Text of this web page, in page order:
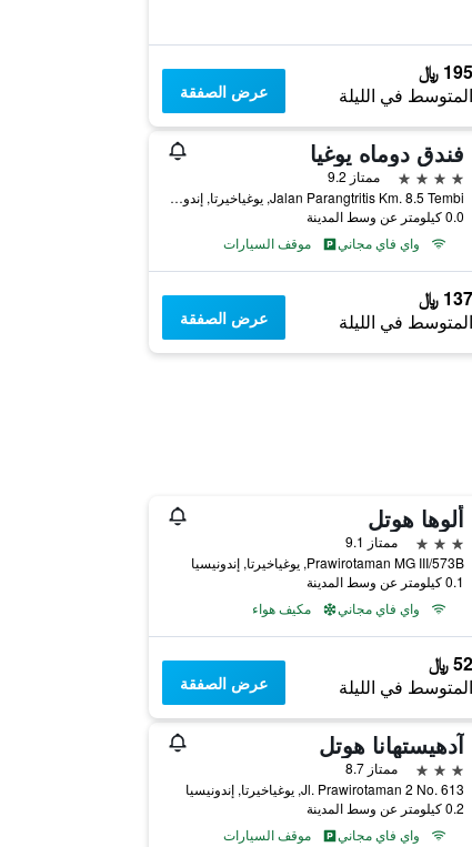
195 ﷼
المتوسط في الليلة عرض الصفقة
فندق دوماه يوغيا
4 نجوم
ممتاز 9.2
Jalan Parangtritis Km. 8.5 Tembi, يوغياخيرتا, إندونيسيا
0.0 كيلومتر عن وسط المدينة
واي فاي مجاني
موقف السيارات
137 ﷼
المتوسط في الليلة عرض الصفقة
ألوها هوتل
3 نجوم
ممتاز 9.1
Prawirotaman MG III/573B, يوغياخيرتا, إندونيسيا
0.1 كيلومتر عن وسط المدينة
واي فاي مجاني
مكيف هواء
52 ﷼
المتوسط في الليلة عرض الصفقة
آدهيستهانا هوتل
3 نجوم
ممتاز 8.7
Jl. Prawirotaman 2 No. 613, يوغياخيرتا, إندونيسيا
0.2 كيلومتر عن وسط المدينة
واي فاي مجاني
موقف السيارات